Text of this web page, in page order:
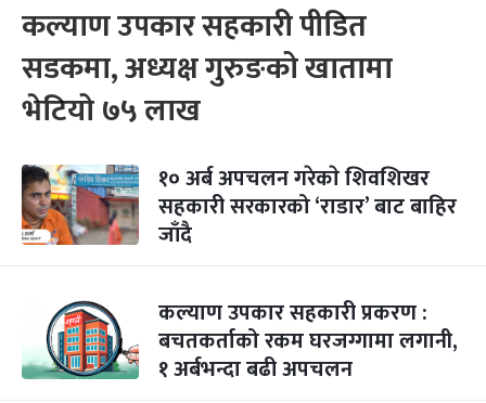
कल्याण उपकार सहकारी पीडित
सडकमा, अध्यक्ष गुरुङको खातामा
भेटियो ७५ लाख
१० अर्ब अपचलन गरेकाे शिवशिखर
सहकारी सरकारको ‘राडार’ बाट बाहिर
जाँदै
कल्याण उपकार सहकारी प्रकरण :
बचतकर्ताको रकम घरजग्गामा लगानी,
१ अर्बभन्दा बढी अपचलन